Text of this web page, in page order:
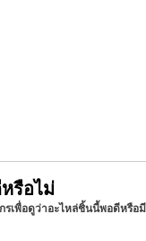
รือไม่
กรเพื่อดูว่าอะไหล่ชิ้นนี้พอดีหรือ